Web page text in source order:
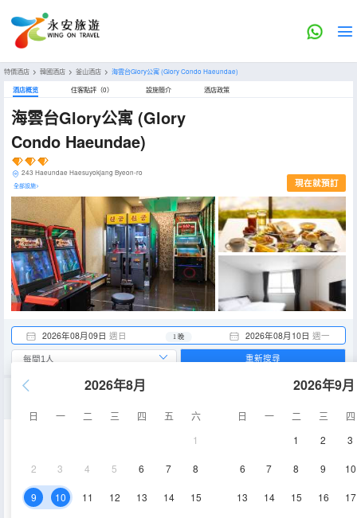
特價酒店 > 韓國酒店 > 釜山酒店 > 海雲台Glory公寓(Glory Condo Haeundae)
酒店概览 住客點評（0） 設施簡介 酒店政策
海雲台Glory公寓 (Glory
Condo Haeundae)
243 Haeundae Haesuyokjang Byeon-ro
全部設施> 現在就預訂
2026年08月09日 週日 2026年08月10日 週一
1 晚
2026年8月
日 一 二 三 四 五
六
1
2 3 4 5 6 7 8
9 10 11 12 13 14 15
2026年9月
日 一 二 三
四
1
2 3
6 7 8 9 10
13 14 15 16 17
重新搜尋
42.9㎡